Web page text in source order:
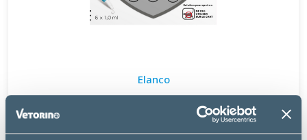
Elanco
ADVANTIX PETIT CHIEN DE 4 À 10 KG
à partir de